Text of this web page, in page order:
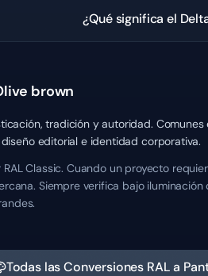
¿Qué significa el
brown
tradición y autoridad.
editorial e identidad corporativa.
Classic. Cuando un proyecto
Siempre verifica bajo
Todas las Conversiones RAL a